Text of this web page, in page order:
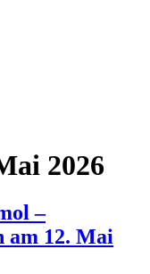
2026
–
am 12. Mai